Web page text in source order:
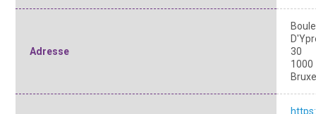
Adresse
30
1000